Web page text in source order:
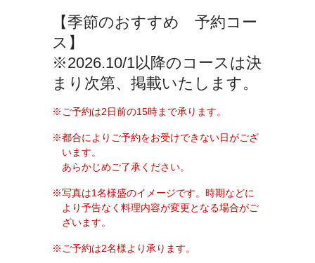
【季節のおすすめ 予約コー
ス】
※2026.10/1以降のコースは決
まり次第、掲載いたします。
ご予約は2日前の15時まで承ります。
都合によりご予約をお受けできない日がござ
います。
あらかじめご了承ください。
写真は1名様盛のイメージです。時期などに
より予告なく料理内容が変更となる場合がご
ざいます。
ご予約は2名様より承ります。